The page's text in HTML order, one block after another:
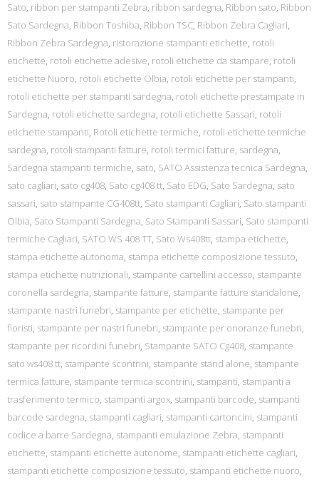
Sato, ribbon per stampanti Zebra, ribbon sardegna, Ribbon sato, Ribbon
Sato Sardegna, Ribbon Toshiba, Ribbon TSC, Ribbon Zebra Cagliari,
Ribbon Zebra Sardegna, ristorazione stampanti etichette, rotoli
etichette, rotoli etichette adesive, rotoli etichette da stampare, rotoli
etichette Nuoro, rotoli etichette Olbia, rotoli etichette per stampanti,
rotoli etichette per stampanti sardegna, rotoli etichette prestampate in
Sardegna, rotoli etichette sardegna, rotoli etichette Sassari, rotoli
etichette stampanti, Rotoli etichette termiche, rotoli etichette termiche
sardegna, rotoli stampanti fatture, rotoli termici fatture, sardegna,
Sardegna stampanti termiche, sato, SATO Assistenza tecnica Sardegna,
sato cagliari, sato cg408, Sato cg408 tt, Sato EDG, Sato Sardegna, sato
sassari, sato stampante CG408tt, Sato stampanti Cagliari, Sato stampanti
Olbia, Sato Stampanti Sardegna, Sato Stampanti Sassari, Sato stampanti
termiche Cagliari, SATO WS 408 TT, Sato Ws408tt, stampa etichette,
stampa etichette autonoma, stampa etichette composizione tessuto,
stampa etichette nutrizionali, stampante cartellini accesso, stampante
coronella sardegna, stampante fatture, stampante fatture standalone,
stampante nastri funebri, stampante per etichette, stampante per
fioristi, stampante per nastri funebri, stampante per onoranze funebri,
stampante per ricordini funebri, Stampante SATO Cg408, stampante
sato ws408 tt, stampante scontrini, stampante stand alone, stampante
termica fatture, stampante termica scontrini, stampanti, stampanti a
trasferimento termico, stampanti argox, stampanti barcode, stampanti
barcode sardegna, stampanti cagliari, stampanti cartoncini, stampanti
codice a barre Sardegna, stampanti emulazione Zebra, stampanti
etichette, stampanti etichette autonome, stampanti etichette cagliari,
stampanti etichette composizione tessuto, stampanti etichette nuoro,